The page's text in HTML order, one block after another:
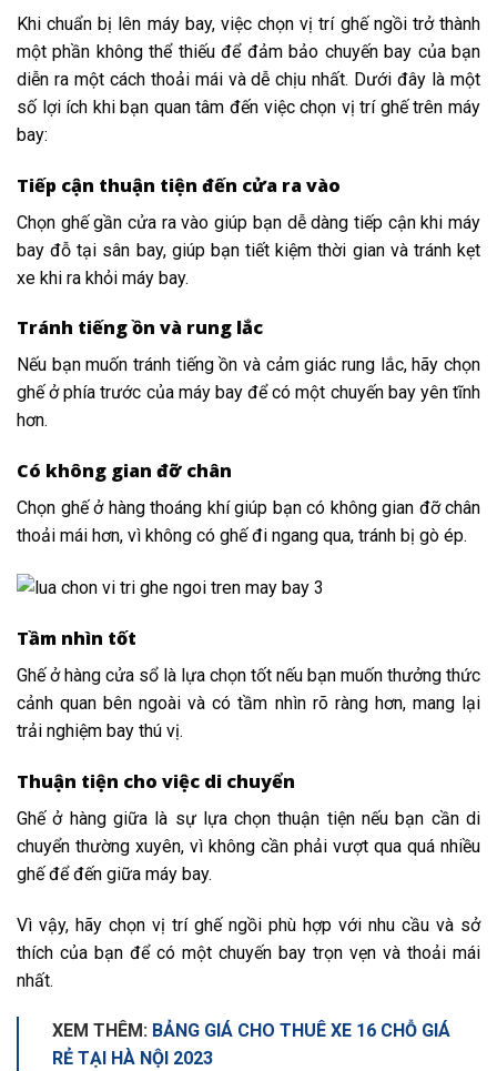
Khi chuẩn bị lên máy bay, việc chọn vị trí ghế ngồi trở thành
một phần không thể thiếu để đảm bảo chuyến bay của bạn
diễn ra một cách thoải mái và dễ chịu nhất. Dưới đây là một
số lợi ích khi bạn quan tâm đến việc chọn vị trí ghế trên máy
bay:
Tiếp cận thuận tiện đến cửa ra vào
Chọn ghế gần cửa ra vào giúp bạn dễ dàng tiếp cận khi máy
bay đỗ tại sân bay, giúp bạn tiết kiệm thời gian và tránh kẹt
xe khi ra khỏi máy bay.
Tránh tiếng ồn và rung lắc
Nếu bạn muốn tránh tiếng ồn và cảm giác rung lắc, hãy chọn
ghế ở phía trước của máy bay để có một chuyến bay yên tĩnh
hơn.
Có không gian đỡ chân
Chọn ghế ở hàng thoáng khí giúp bạn có không gian đỡ chân
thoải mái hơn, vì không có ghế đi ngang qua, tránh bị gò ép.
Tầm nhìn tốt
Ghế ở hàng cửa sổ là lựa chọn tốt nếu bạn muốn thưởng thức
cảnh quan bên ngoài và có tầm nhìn rõ ràng hơn, mang lại
trải nghiệm bay thú vị.
Thuận tiện cho việc di chuyển
Ghế ở hàng giữa là sự lựa chọn thuận tiện nếu bạn cần di
chuyển thường xuyên, vì không cần phải vượt qua quá nhiều
ghế để đến giữa máy bay.
Vì vậy, hãy chọn vị trí ghế ngồi phù hợp với nhu cầu và sở
thích của bạn để có một chuyến bay trọn vẹn và thoải mái
nhất.
XEM THÊM: BẢNG GIÁ CHO THUÊ XE 16 CHỖ GIÁ
RẺ TẠI HÀ NỘI 2023